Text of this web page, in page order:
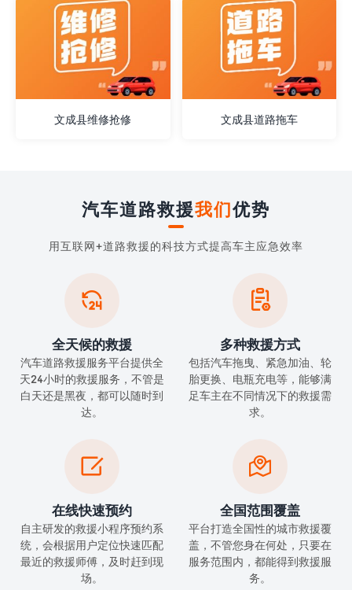
文成县维修抢修 文成县道路拖车
汽车道路救援我们优势
用互联网+道路救援的科技方式提高车主应急效率

全天候的救援
汽车道路救援服务平台提供全
天24小时的救援服务，不管是
白天还是黑夜，都可以随时到
达。

多种救援方式
包括汽车拖曳、紧急加油、轮
胎更换、电瓶充电等，能够满
足车主在不同情况下的救援需
求。

在线快速预约
自主研发的救援小程序预约系
统，会根据用户定位快速匹配
最近的救援师傅，及时赶到现
场。

全国范围覆盖
平台打造全国性的城市救援覆
盖，不管您身在何处，只要在
服务范围内，都能得到救援服
务。